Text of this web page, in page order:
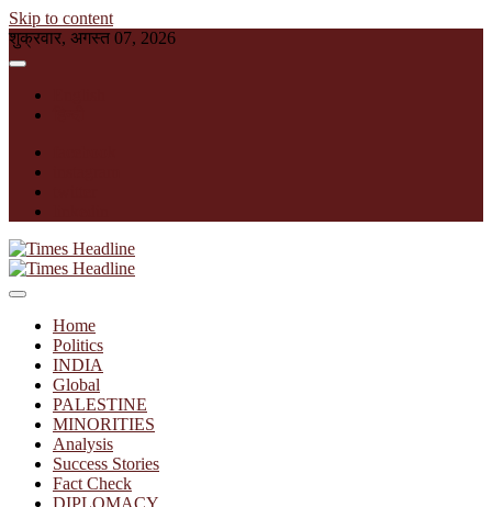
Skip to content
शुक्रवार, अगस्त 07, 2026
Times Headline
Home
Politics
INDIA
Global
PALESTINE
MINORITIES
Analysis
Success Stories
Fact Check
DIPLOMACY